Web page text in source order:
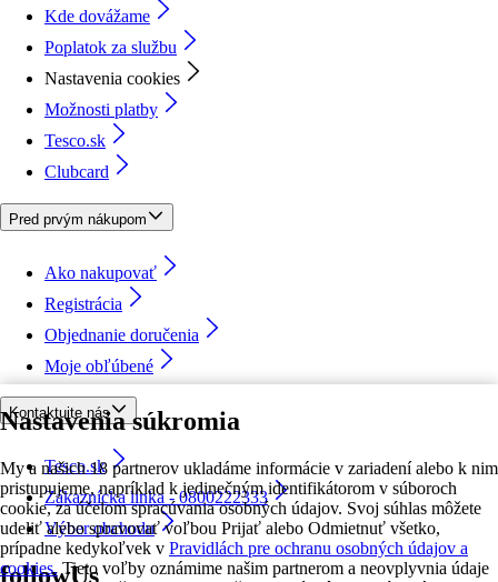
Nastavenia súkromia
My a našich 18 partnerov ukladáme informácie v zariadení alebo k nim
pristupujeme, napríklad k jedinečným identifikátorom v súboroch
cookie, za účelom spracúvania osobných údajov. Svoj súhlas môžete
udeliť alebo spravovať voľbou Prijať alebo Odmietnuť všetko,
prípadne kedykoľvek v Pravidlách pre ochranu osobných údajov a
cookies. Tieto voľby oznámime našim partnerom a neovplyvnia údaje
Kde dovážame
Poplatok za službu
Nastavenia cookies
Možnosti platby
Tesco.sk
Clubcard
Pred prvým nákupom
Ako nakupovať
Registrácia
Objednanie doručenia
Moje obľúbené
Kontaktujte nás
Tesco.sk
Zákaznícka linka - 0800222333
Výber obchodu
followUs